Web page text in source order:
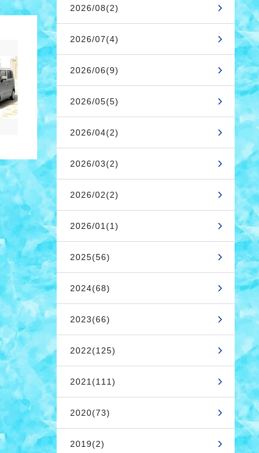
2026/08(2)
2026/07(4)
2026/06(9)
2026/05(5)
2026/04(2)
2026/03(2)
2026/02(2)
2026/01(1)
2025(56)
2024(68)
2023(66)
2022(125)
2021(111)
2020(73)
2019(2)